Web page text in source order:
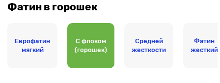
Фатин в горошек
Еврофатин
мягкий
С флоком
(горошек)
Средней
жесткости
Фатин
жесткий